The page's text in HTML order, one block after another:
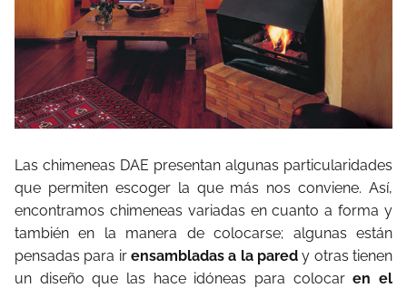
Las chimeneas DAE presentan algunas particularidades
que permiten escoger la que más nos conviene. Así,
encontramos chimeneas variadas en cuanto a forma y
también en la manera de colocarse; algunas están
pensadas para irensambladas a la pared y otras tienen
un diseño que las hace idóneas para colocaren el